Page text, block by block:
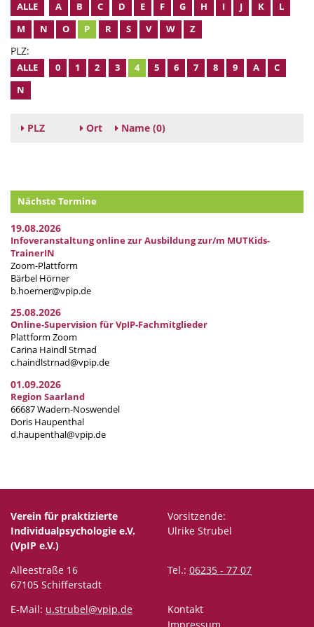
ALLE A B C D E F G H I J K
L
M
N O P R S V W Z
PLZ:
ALLE 0 1 2 3 4 5 6 7 8 9 A
C
N
PLZ Ort Name (0)
Nächste Termine
19.08.2026
Infoveranstaltung online zur Ausbildung zur/m MUTKids-
TrainerIN
Zoom-Plattform
Bärbel Hörner
b.hoerner@vpip.de
25.08.2026
Online-Supervision für VpIP-Fachmitglieder
Plattform Zoom
Carina Haindl Strnad
c.haindlstrnad@vpip.de
01.09.2026
Region Saarland
66687 Wadern-Noswendel
Doris Haupenthal
d.haupenthal@vpip.de
Verein für praktizierte
Individualpsychologie e.V.
(VpIP e.V.)
Vorsitzende:
Ulrike Strubel
Alleestraße 16
67105 Schifferstadt
Tel.: 06235 - 77 07
E-Mail: u.strubel@vpip.de
Kontakt